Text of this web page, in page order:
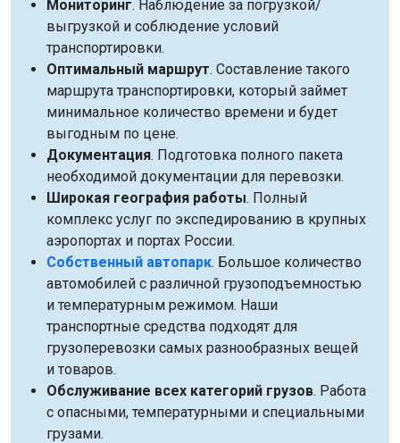
Мониторинг. Наблюдение за погрузкой/
выгрузкой и соблюдение условий
транспортировки.
Оптимальный маршрут. Составление такого
маршрута транспортировки, который займет
минимальное количество времени и будет
выгодным по цене.
Документация. Подготовка полного пакета
необходимой документации для перевозки.
Широкая география работы. Полный
комплекс услуг по экспедированию в крупных
аэропортах и портах России.
Собственный автопарк. Большое количество
автомобилей с различной грузоподъемностью
и температурным режимом. Наши
транспортные средства подходят для
грузоперевозки самых разнообразных вещей
и товаров.
Обслуживание всех категорий грузов. Работа
с опасными, температурными и специальными
грузами.